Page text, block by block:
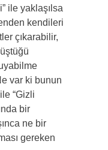
ile yaklaşılsa
kendileri
çıkarabilir,
var ki bunun
“Gizli
bir
ne bir
gereken